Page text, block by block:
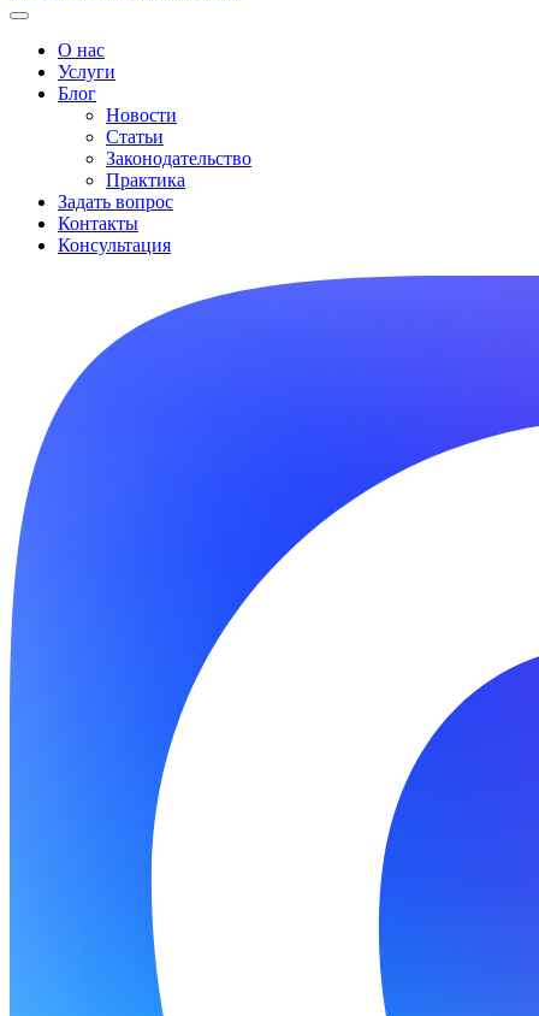
О нас
Услуги
Блог
Новости
Статьи
Законодательство
Практика
Задать вопрос
Контакты
Консультация